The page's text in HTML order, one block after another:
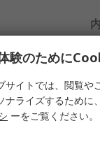
D
験のために
サイトでは、閲覧や
ナライズするために
ーをご覧ください。